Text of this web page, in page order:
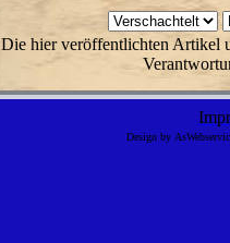
Die hier veröffentlichten Artikel
Design by